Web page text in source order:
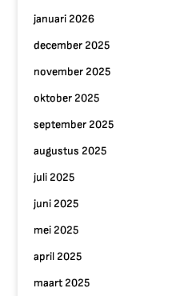
januari 2026
december 2025
november 2025
oktober 2025
september 2025
augustus 2025
juli 2025
juni 2025
mei 2025
april 2025
maart 2025